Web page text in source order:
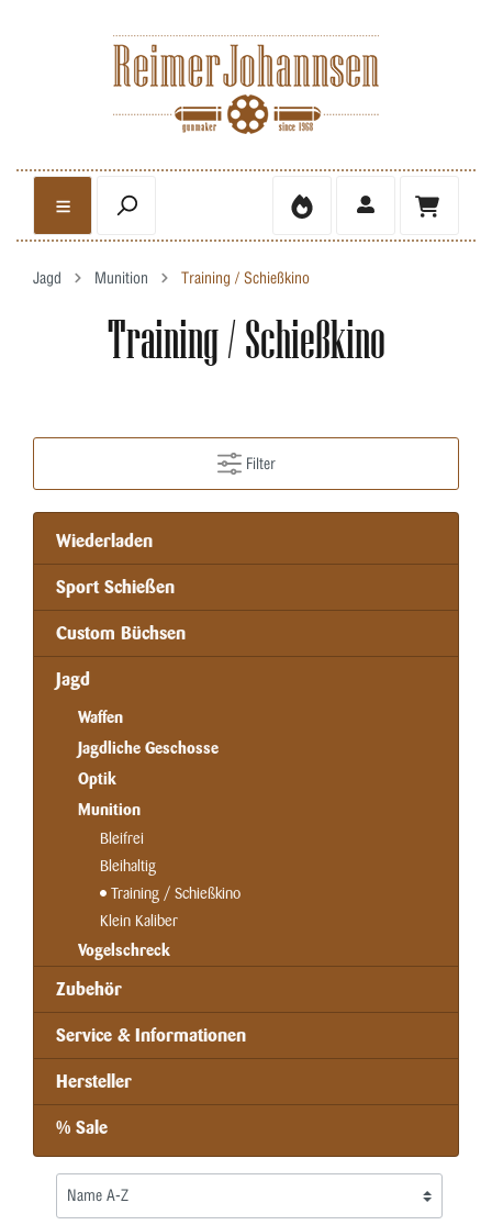
Jagd Munition Training / Schießkino
Training / Schießkino
Filter
Wiederladen
Sport Schießen
Custom Büchsen
Jagd
Waffen
Jagdliche Geschosse
Optik
Munition
Bleifrei
Bleihaltig
Training / Schießkino
Klein Kaliber
Vogelschreck
Zubehör
Service & Informationen
Hersteller
% Sale